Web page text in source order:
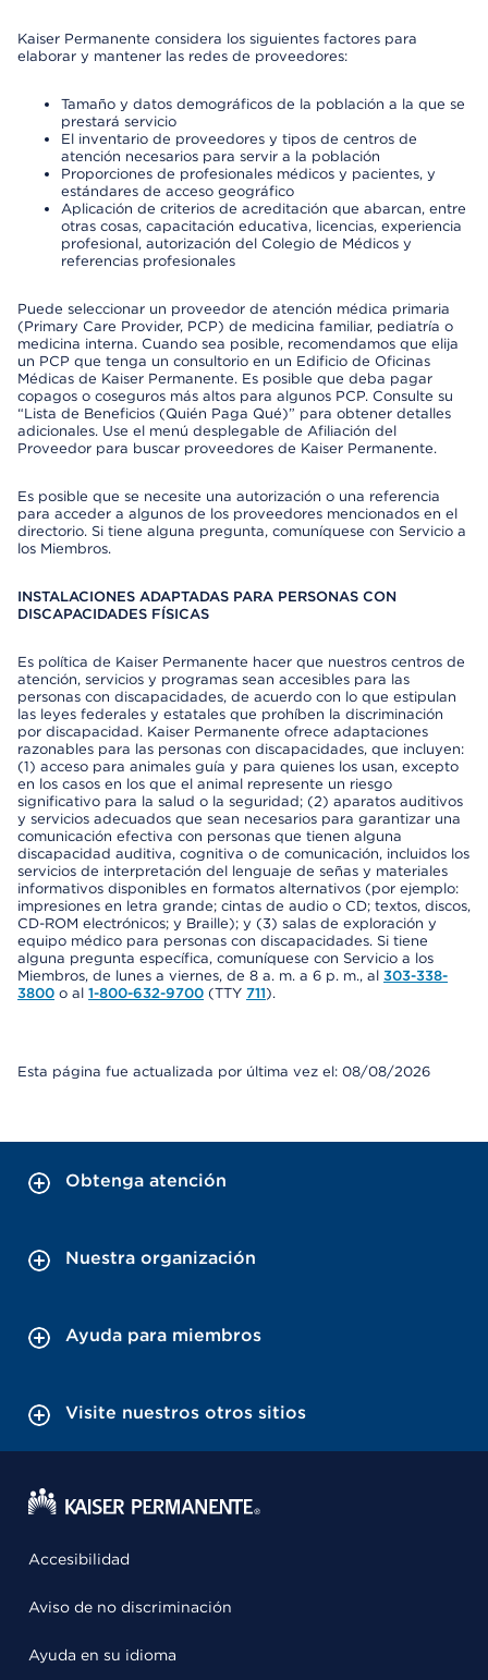
Kaiser Permanente considera los siguientes factores para
elaborar y mantener las redes de proveedores:
Tamaño y datos demográficos de la población a la que se
prestará servicio
El inventario de proveedores y tipos de centros de
atención necesarios para servir a la población
Proporciones de profesionales médicos y pacientes, y
estándares de acceso geográfico
Aplicación de criterios de acreditación que abarcan, entre
otras cosas, capacitación educativa, licencias, experiencia
profesional, autorización del Colegio de Médicos y
referencias profesionales
Puede seleccionar un proveedor de atención médica primaria
(Primary Care Provider, PCP) de medicina familiar, pediatría o
medicina interna. Cuando sea posible, recomendamos que elija
un PCP que tenga un consultorio en un Edificio de Oficinas
Médicas de Kaiser Permanente. Es posible que deba pagar
copagos o coseguros más altos para algunos PCP. Consulte su
“Lista de Beneficios (Quién Paga Qué)” para obtener detalles
adicionales. Use el menú desplegable de Afiliación del
Proveedor para buscar proveedores de Kaiser Permanente.
Es posible que se necesite una autorización o una referencia
para acceder a algunos de los proveedores mencionados en el
directorio. Si tiene alguna pregunta, comuníquese con Servicio a
los Miembros.
INSTALACIONES ADAPTADAS PARA PERSONAS CON
DISCAPACIDADES FÍSICAS
Es política de Kaiser Permanente hacer que nuestros centros de
atención, servicios y programas sean accesibles para las
personas con discapacidades, de acuerdo con lo que estipulan
las leyes federales y estatales que prohíben la discriminación
por discapacidad. Kaiser Permanente ofrece adaptaciones
razonables para las personas con discapacidades, que incluyen:
(1) acceso para animales guía y para quienes los usan, excepto
en los casos en los que el animal represente un riesgo
significativo para la salud o la seguridad; (2) aparatos auditivos
y servicios adecuados que sean necesarios para garantizar una
comunicación efectiva con personas que tienen alguna
discapacidad auditiva, cognitiva o de comunicación, incluidos los
servicios de interpretación del lenguaje de señas y materiales
informativos disponibles en formatos alternativos (por ejemplo:
impresiones en letra grande; cintas de audio o CD; textos, discos,
CD-ROM electrónicos; y Braille); y (3) salas de exploración y
equipo médico para personas con discapacidades. Si tiene
alguna pregunta específica, comuníquese con Servicio a los
Miembros, de lunes a viernes, de 8 a. m. a 6 p. m., al 303-338-
3800 o al 1-800-632-9700 (TTY 711).
Esta página fue actualizada por última vez el: 08/08/2026
Obtenga atención
Nuestra organización
Ayuda para miembros
Visite nuestros otros sitios
Accesibilidad
Aviso de no discriminación
Ayuda en su idioma